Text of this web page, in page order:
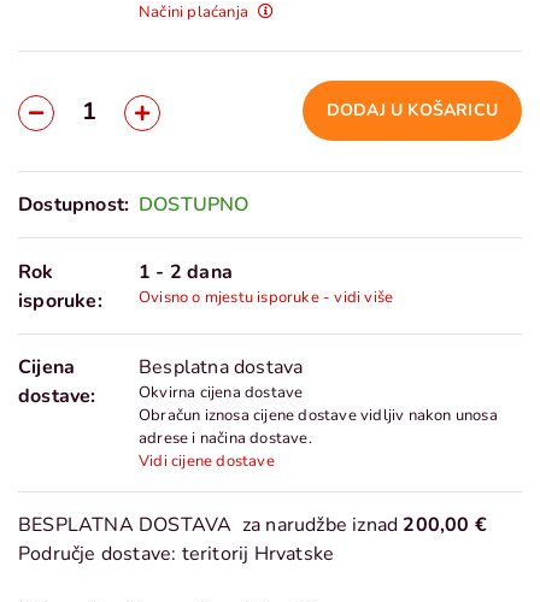
Načini plaćanja
DODAJ U KOŠARICU
Dostupnost: DOSTUPNO
Rok
isporuke:
1 - 2 dana
Ovisno o mjestu isporuke - vidi više
Cijena
dostave:
Besplatna dostava
Okvirna cijena dostave
Obračun iznosa cijene dostave vidljiv nakon unosa
adrese i načina dostave.
Vidi cijene dostave
BESPLATNA DOSTAVA za narudžbe iznad 200,00 €
Područje dostave: teritorij Hrvatske